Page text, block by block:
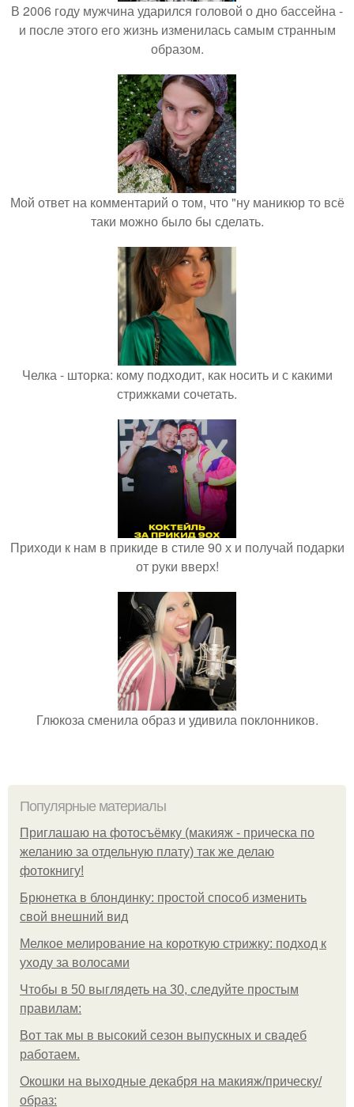
В 2006 году мужчина ударился головой о дно бассейна -
и после этого его жизнь изменилась самым странным
образом.
Мой ответ на комментарий о том, что "ну маникюр то всё
таки можно было бы сделать.
Челка - шторка: кому подходит, как носить и с какими
стрижками сочетать.
Приходи к нам в прикиде в стиле 90 х и получай подарки
от руки вверх!
Глюкоза сменила образ и удивила поклонников.
Популярные материалы
Приглашаю на фотосъёмку (макияж - прическа по
желанию за отдельную плату) так же делаю
фотокнигу!
Брюнетка в блондинку: простой способ изменить
свой внешний вид
Мелкое мелирование на короткую стрижку: подход к
уходу за волосами
Чтобы в 50 выглядеть на 30, следуйте простым
правилам:
Вот так мы в высокий сезон выпускных и свадеб
работаем.
Окошки на выходные декабря на макияж/прическу/
образ: